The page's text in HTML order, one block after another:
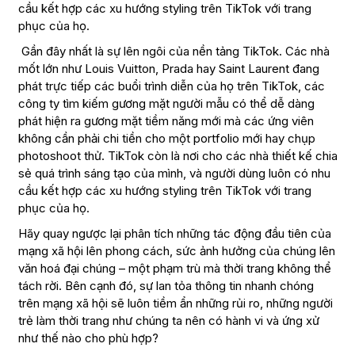
cầu kết hợp các xu hướng styling trên TikTok với trang
phục của họ.
Gần đây nhất là sự lên ngôi của nền tảng TikTok. Các nhà
mốt lớn như Louis Vuitton, Prada hay Saint Laurent đang
phát trực tiếp các buổi trình diễn của họ trên TikTok, các
công ty tìm kiếm gương mặt người mẫu có thể dễ dàng
phát hiện ra gương mặt tiềm năng mới mà các ứng viên
không cần phải chi tiền cho một portfolio mới hay chụp
photoshoot thử. TikTok còn là nơi cho các nhà thiết kế chia
sẻ quá trình sáng tạo của mình, và người dùng luôn có nhu
cầu kết hợp các xu hướng styling trên TikTok với trang
phục của họ.
Hãy quay ngược lại phân tích những tác động đầu tiên của
mạng xã hội lên phong cách, sức ảnh hưởng của chúng lên
văn hoá đại chúng – một phạm trù mà thời trang không thể
tách rời. Bên cạnh đó, sự lan tỏa thông tin nhanh chóng
trên mạng xã hội sẽ luôn tiềm ẩn những rủi ro, những người
trẻ làm thời trang như chúng ta nên có hành vi và ứng xử
như thế nào cho phù hợp?